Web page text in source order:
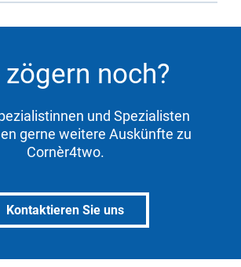
zögern noch?
und Spezialisten
gerne weitere Auskünfte zu
Cornèr4two.
Kontaktieren Sie uns